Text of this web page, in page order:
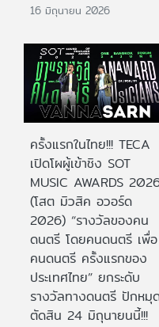
16 มิถุนายน 2026
ครั้งแรกในไทย!!! TECA
เปิดโผผู้เข้าชิง SOT
MUSIC AWARDS
(โสต มิวสิค อวอร์ด
2026) “รางวัลของคน
ดนตรี โดยคนดนตรี เพื่อ
คนดนตรี ครั้งแรกของ
ประเทศไทย” ยกระดับ
รางวัลทางดนตรี ปักหมุ
ตัดสิน 24 มิถุนายนนี้!!!